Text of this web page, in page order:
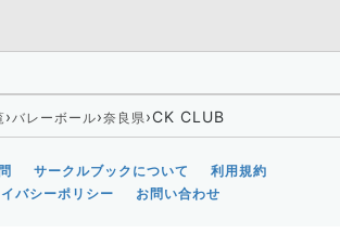
›バレーボール›奈良県›CK CLUB
サークルブックについて
利用規約
バシーポリシー
お問い合わせ